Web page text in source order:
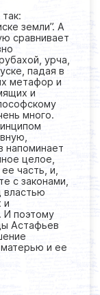
земли”. А
сравнивает
урча,
падая в
метафор и
и
много.
напоминает
целое,
часть, и,
с законами,
и
И поэтому
Астафьев
и ее